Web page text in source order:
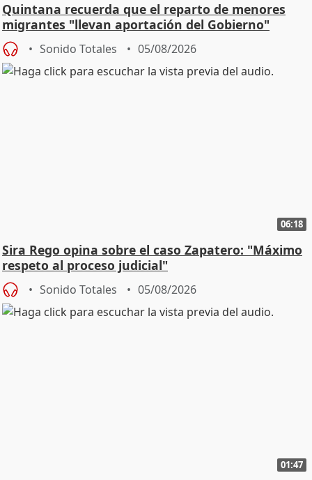
Quintana recuerda que el reparto de menores
migrantes "llevan aportación del Gobierno"
central
Sonido Totales 05/08/2026
06:18
Sira Rego opina sobre el caso Zapatero: "Máximo
respeto al proceso judicial"
Sonido Totales 05/08/2026
01:47